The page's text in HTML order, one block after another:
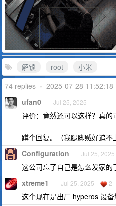
解锁 root
小米
74 replies • 2025-07-28 11:52:18
ufan0 Jul 25, 2025
评价：竟然还可以这样？真的
蹲个回复。（我腿脚贼好追不
Configuration Jul 25, 2025
这公司忘了自己是怎么发家的
xtreme1 Jul 25, 2025 2
这个现在是出厂 hyperos 设